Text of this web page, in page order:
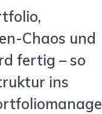
Chaos und
fertig – so
ins